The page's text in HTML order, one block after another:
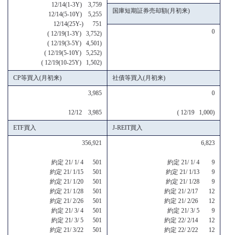
12/14(1-3Y) 3,759
12/14(5-10Y) 5,255
12/14(25Y-) 751
( 12/19(1-3Y) 3,752)
( 12/19(3-5Y) 4,501)
( 12/19(5-10Y) 5,252)
( 12/19(10-25Y) 1,502)
国庫短期証券売却額(月初来)
0
CP等買入(月初来) 社債等買入(月初来)
3,985
12/12 3,985
0
( 12/19 1,000)
ETF買入 J-REIT買入
356,921
約定 21/ 1/ 4 501
約定 21/ 1/15 501
約定 21/ 1/20 501
約定 21/ 1/28 501
約定 21/ 2/26 501
約定 21/ 3/ 4 501
約定 21/ 3/ 5 501
約定 21/ 3/22 501
6,823
約定 21/ 1/ 4 9
約定 21/ 1/13 9
約定 21/ 1/28 9
約定 21/ 2/17 12
約定 21/ 2/26 12
約定 21/ 3/ 5 9
約定 22/ 2/14 12
約定 22/ 2/22 12